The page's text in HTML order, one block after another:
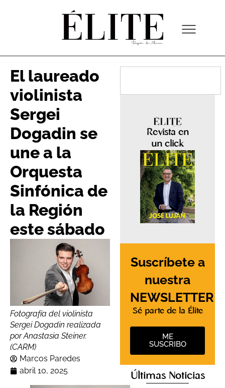
El laureado
violinista
Sergei
Dogadin se
une a la
Orquesta
Sinfónica de
la Región
este sábado
Fotografía del violinista
Sergei Dogadin realizada
por Anastasia Steiner.
(CARM)
Marcos Paredes
abril 10, 2025
Revista en
un click
Suscríbete a
nuestra
NEWSLETTER
Sé parte de la Élite
ME
SUSCRIBO
Últimas Noticias